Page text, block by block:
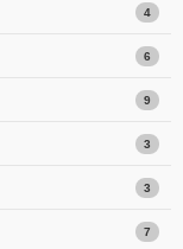
4
6
9
3
3
7